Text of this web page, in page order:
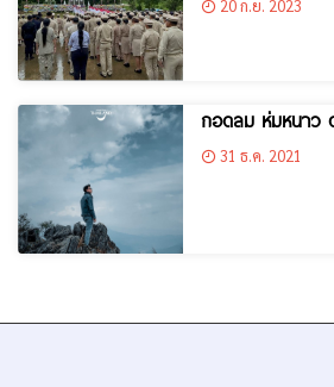
20 ก.ย. 2023
กอดลม ห่มหนาว
31 ธ.ค. 2021